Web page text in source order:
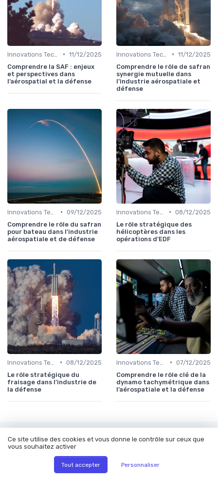
• 11/12/2025
Comprendre la SAF : enjeux
et perspectives dans
l’aérospatial et la défense
• 11/12/2025
Comprendre le rôle de safran
synergie mutuelle dans
l’industrie aérospatiale et
défense
• 09/12/2025
Comprendre le rôle du safran
pour bateau dans l'industrie
aérospatiale et de défense
• 08/12/2025
Le rôle stratégique des
hélicoptères dans les
opérations d’EDF
• 08/12/2025
Le rôle stratégique du
fraisage dans l’industrie de
la défense
• 07/12/2025
Comprendre le rôle clé de la
dynamo tachymétrique dans
l’aérospatiale et la défense
Les articles par date
Décembre 2023
Ce site utilise des cookies et vous donne le contrôle sur ceux que
vous souhaitez activer
Tout accepter Personnaliser